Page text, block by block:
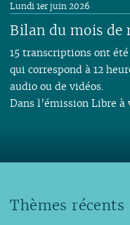
Bilan du mois de
Lundi 1er juin 2026
15 transcriptions ont
qui correspond à 12
audio ou de vidéos.
Dans l’émission Libre à
Thèmes récents